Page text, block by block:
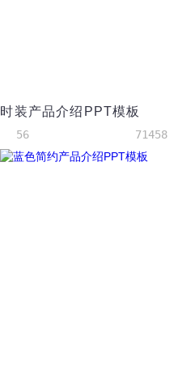
时装产品介绍PPT模板
56 71458